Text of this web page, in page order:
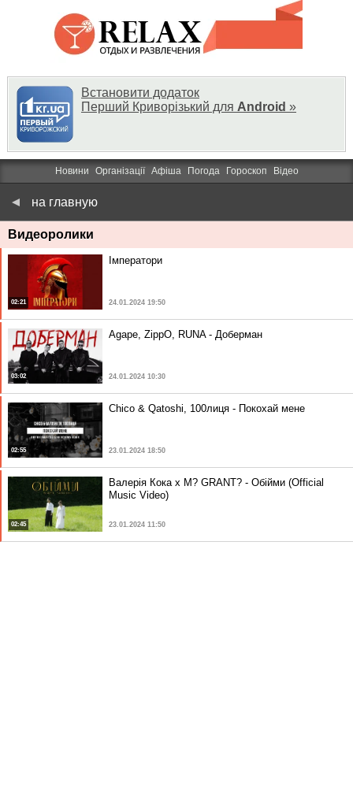
Встановити додаток
Перший Криворізький для Android »
Новини Організації Афіша Погода Гороскоп Відео
на главную
Видеоролики
02:21
Імператори
24.01.2024 19:50
03:02
Agape, ZippO, RUNA - Доберман
24.01.2024 10:30
02:55
Chico & Qatoshi, 100лиця - Покохай мене
23.01.2024 18:50
02:45
Валерія Кока x M? GRANT? - Обійми (Official
Music Video)
23.01.2024 11:50